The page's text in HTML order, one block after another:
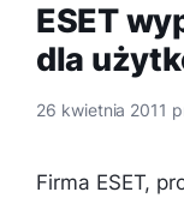
ESET
dla
26 kwietnia 2011
Firma ESET,